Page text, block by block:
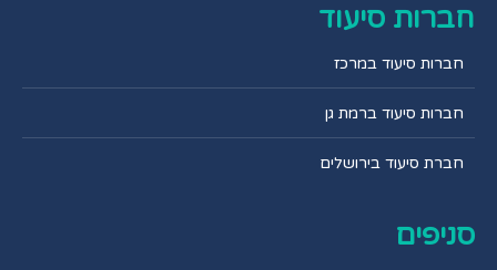
חברות סיעוד
חברות סיעוד במרכז
חברות סיעוד ברמת גן
חברת סיעוד בירושלים
סניפים